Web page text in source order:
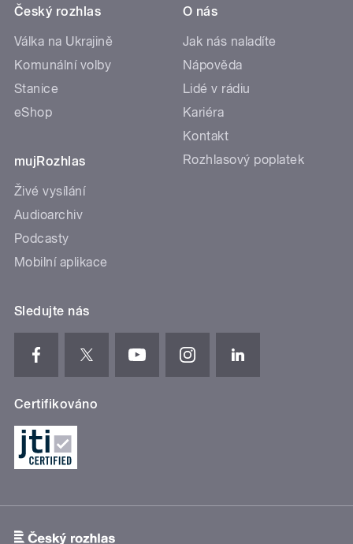
Český rozhlas
Válka na Ukrajině
Komunální volby
Stanice
eShop
mujRozhlas
Živé vysílání
Audioarchiv
Podcasty
Mobilní aplikace
O nás
Jak nás naladíte
Nápověda
Lidé v rádiu
Kariéra
Kontakt
Rozhlasový poplatek
Sledujte nás
Certifikováno